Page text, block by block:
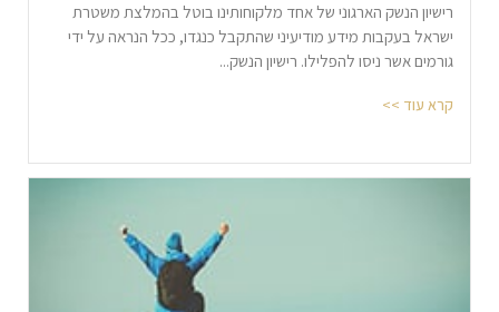
רישיון הנשק הארגוני של אחד מלקוחותינו בוטל בהמלצת משטרת
ישראל בעקבות מידע מודיעיני שהתקבל כנגדו, ככל הנראה על ידי
גורמים אשר ניסו להפלילו. רישיון הנשק...
קרא עוד >>